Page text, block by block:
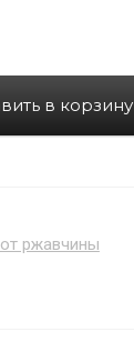
в корзину
ржавчины